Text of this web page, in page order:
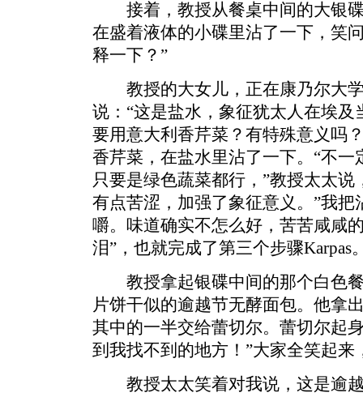
接着，教授从餐桌中间的大银碟
在盛着液体的小碟里沾了一下，笑
释一下？”
教授的大女儿，正在康乃尔大学
说：“这是盐水，象征犹太人在埃及
要用意大利香芹菜？有特殊意义吗
香芹菜，在盐水里沾了一下。“不
只要是绿色蔬菜都行，”教授太太
有点苦涩，加强了象征意义。”我
嚼。味道确实不怎么好，苦苦咸咸
泪”，也就完成了第三个步骤Karpas
教授拿起银碟中间的那个白色餐
片饼干似的逾越节无酵面包。他拿
其中的一半交给蕾切尔。蕾切尔起
到我找不到的地方！”大家全笑起来
教授太太笑着对我说，这是逾越